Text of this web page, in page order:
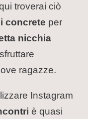
troverai ciò
concrete per
nicchia
ragazze.
Instagram
è quasi